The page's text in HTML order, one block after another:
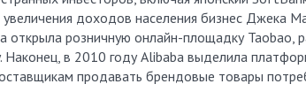
доходов населения бизнес Джека
открыла розничную онлайн-площадку Taobao,
Наконец, в 2010 году Alibaba выделила
продавать брендовые товары